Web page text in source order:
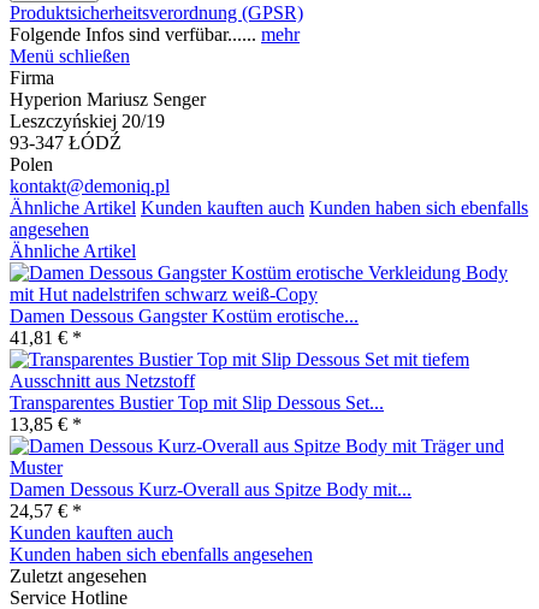
Produktsicherheitsverordnung (GPSR)
Folgende Infos sind verfübar...... mehr
Menü schließen
Firma
Hyperion Mariusz Senger
Leszczyńskiej 20/19
93-347 ŁÓDŹ
Polen
kontakt@demoniq.pl
Ähnliche Artikel Kunden kauften auch Kunden haben sich ebenfalls
angesehen
Ähnliche Artikel
Damen Dessous Gangster Kostüm erotische...
41,81 € *
Transparentes Bustier Top mit Slip Dessous Set...
13,85 € *
Damen Dessous Kurz-Overall aus Spitze Body mit...
24,57 € *
Kunden kauften auch
Kunden haben sich ebenfalls angesehen
Zuletzt angesehen
Service Hotline